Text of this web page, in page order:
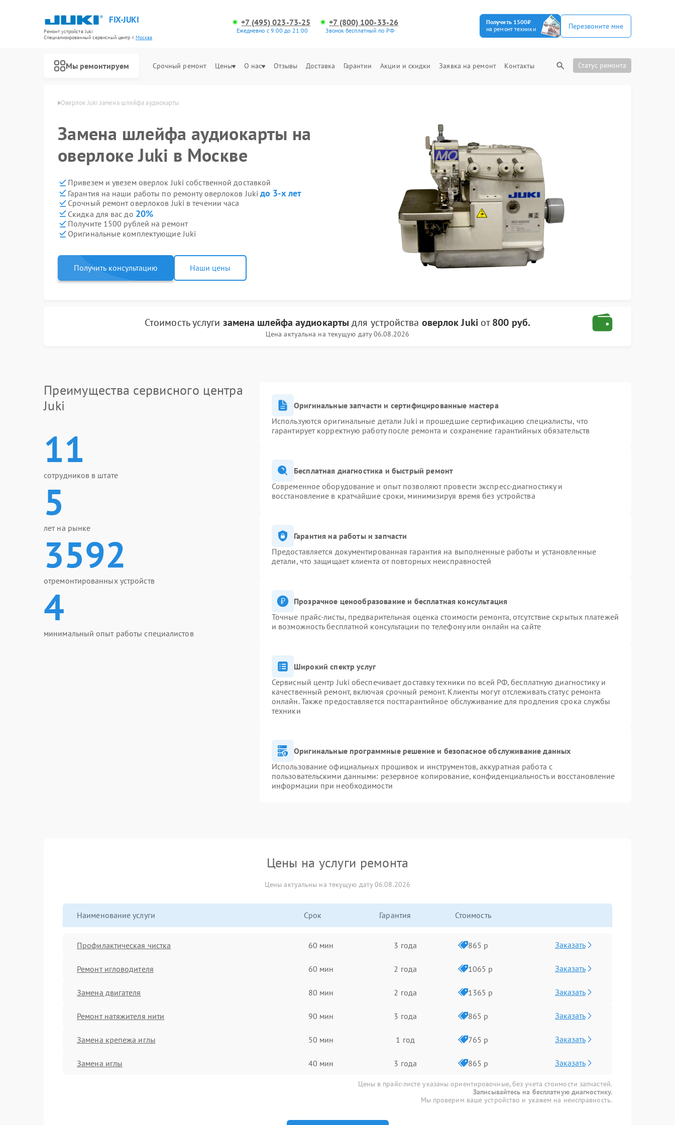
FIX-JUKI
Ремонт устройств Juki
Специализированный cервисный центр г.Москва
+7 (495) 023-73-25
Ежедневно с 9:00 до 21:00
+7 (800) 100-33-26
Звонок бесплатный по РФ
Получить 1500₽
на ремонт техники
Перезвоните мне
Мы ремонтируем Срочный ремонт Цены О нас Отзывы Доставка Гарантии Акции и скидки Заявка на ремонт Контакты Статус ремонта
Оверлок Juki замена шлейфа аудиокарты
Замена шлейфа аудиокарты на
оверлоке Juki в Москве
Привезем и увезем оверлок Juki собственной доставкой
Гарантия на наши работы по ремонту оверлоков Juki до 3-х лет
Срочный ремонт оверлоков Juki в течении часа
Скидка для вас до 20%
Получите 1500 рублей на ремонт
Оригинальные комплектующие Juki
Получить консультацию Наши цены
Стоимость услуги замена шлейфа аудиокарты для устройства оверлок Jukiот800 руб.
Цена актуальна на текущую дату 06.08.2026
Преимущества сервисного центра
Juki
11
сотрудников в штате
5
лет на рынке
3592
отремонтированных устройств
4
минимальный опыт работы специалистов
Оригинальные запчасти и сертифицированные мастера
Используются оригинальные детали Juki и прошедшие сертификацию специалисты, что
гарантирует корректную работу после ремонта и сохранение гарантийных обязательств
Бесплатная диагностика и быстрый ремонт
Современное оборудование и опыт позволяют провести экспресс-диагностику и
восстановление в кратчайшие сроки, минимизируя время без устройства
Гарантия на работы и запчасти
Предоставляется документированная гарантия на выполненные работы и установленные
детали, что защищает клиента от повторных неисправностей
Прозрачное ценообразование и бесплатная консультация
Точные прайс-листы, предварительная оценка стоимости ремонта, отсутствие скрытых платежей
и возможность бесплатной консультации по телефону или онлайн на сайте
Широкий спектр услуг
Сервисный центр Juki обеспечивает доставку техники по всей РФ, бесплатную диагностику и
качественный ремонт, включая срочный ремонт. Клиенты могут отслеживать статус ремонта
онлайн. Также предоставляется постгарантийное обслуживание для продления срока службы
техники
Оригинальные программные решение и безопасное обслуживание данных
Использование официальных прошивок и инструментов, аккуратная работа с
пользовательскими данными: резервное копирование, конфиденциальность и восстановление
информации при необходимости
Цены на услуги ремонта
Цены актуальны на текущую дату 06.08.2026
Наименование услуги Срок Гарантия Стоимость
Профилактическая чистка 60 мин 3 года 865 р Заказать
Ремонт игловодителя 60 мин 2 года 1065 р Заказать
Замена двигателя 80 мин 2 года 1365 р Заказать
Ремонт натяжителя нити 90 мин 3 года 865 р Заказать
Замена крепежа иглы 50 мин 1 год 765 р Заказать
Замена иглы 40 мин 3 года 865 р Заказать
Цены в прайс-листе указаны ориентировочные, без учета стоимости запчастей.
Записывайтесь на бесплатную диагностику.
Мы проверим ваше устройство и укажем на неисправность.